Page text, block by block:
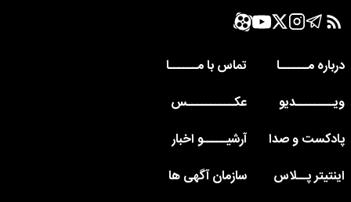
درباره مــــــا
تماس با مــــــا
ویــــــــدیو
عکــــــــــس
پادکست و صدا
آرشیـــــو اخبار
اینتیتر پــلاس
سازمان آگهی ها